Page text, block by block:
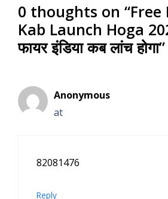
0 thoughts on “Free
Kab Launch Hoga
फायर इंडिया कब लांच होगा”
Anonymous
at
82081476
Reply